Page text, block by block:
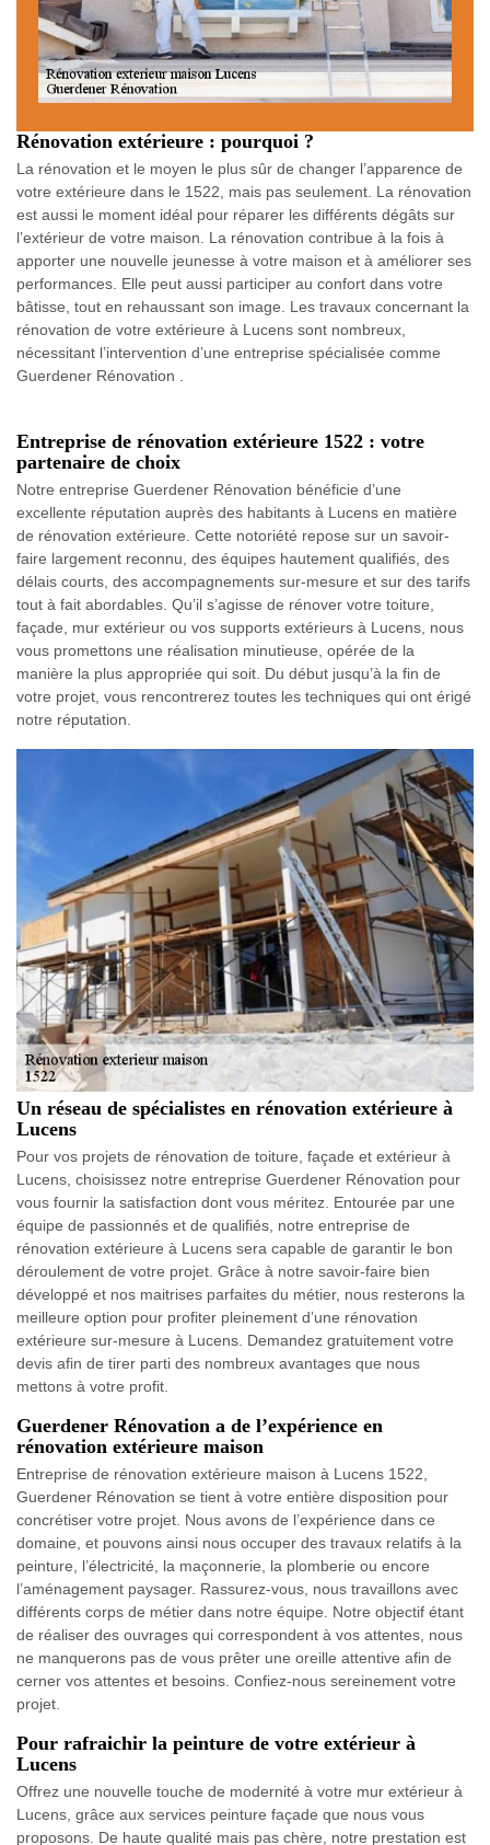
Rénovation extérieure : pourquoi ?
La rénovation et le moyen le plus sûr de changer l’apparence de
votre extérieure dans le 1522, mais pas seulement. La rénovation
est aussi le moment idéal pour réparer les différents dégâts sur
l’extérieur de votre maison. La rénovation contribue à la fois à
apporter une nouvelle jeunesse à votre maison et à améliorer ses
performances. Elle peut aussi participer au confort dans votre
bâtisse, tout en rehaussant son image. Les travaux concernant la
rénovation de votre extérieure à Lucens sont nombreux,
nécessitant l’intervention d’une entreprise spécialisée comme
Guerdener Rénovation .
Entreprise de rénovation extérieure 1522 : votre
partenaire de choix
Notre entreprise Guerdener Rénovation bénéficie d’une
excellente réputation auprès des habitants à Lucens en matière
de rénovation extérieure. Cette notoriété repose sur un savoir-
faire largement reconnu, des équipes hautement qualifiés, des
délais courts, des accompagnements sur-mesure et sur des tarifs
tout à fait abordables. Qu’il s’agisse de rénover votre toiture,
façade, mur extérieur ou vos supports extérieurs à Lucens, nous
vous promettons une réalisation minutieuse, opérée de la
manière la plus appropriée qui soit. Du début jusqu’à la fin de
votre projet, vous rencontrerez toutes les techniques qui ont érigé
notre réputation.
Un réseau de spécialistes en rénovation extérieure à
Lucens
Pour vos projets de rénovation de toiture, façade et extérieur à
Lucens, choisissez notre entreprise Guerdener Rénovation pour
vous fournir la satisfaction dont vous méritez. Entourée par une
équipe de passionnés et de qualifiés, notre entreprise de
rénovation extérieure à Lucens sera capable de garantir le bon
déroulement de votre projet. Grâce à notre savoir-faire bien
développé et nos maitrises parfaites du métier, nous resterons la
meilleure option pour profiter pleinement d’une rénovation
extérieure sur-mesure à Lucens. Demandez gratuitement votre
devis afin de tirer parti des nombreux avantages que nous
mettons à votre profit.
Guerdener Rénovation a de l’expérience en
rénovation extérieure maison
Entreprise de rénovation extérieure maison à Lucens 1522,
Guerdener Rénovation se tient à votre entière disposition pour
concrétiser votre projet. Nous avons de l’expérience dans ce
domaine, et pouvons ainsi nous occuper des travaux relatifs à la
peinture, l’électricité, la maçonnerie, la plomberie ou encore
l’aménagement paysager. Rassurez-vous, nous travaillons avec
différents corps de métier dans notre équipe. Notre objectif étant
de réaliser des ouvrages qui correspondent à vos attentes, nous
ne manquerons pas de vous prêter une oreille attentive afin de
cerner vos attentes et besoins. Confiez-nous sereinement votre
projet.
Pour rafraichir la peinture de votre extérieur à
Lucens
Offrez une nouvelle touche de modernité à votre mur extérieur à
Lucens, grâce aux services peinture façade que nous vous
proposons. De haute qualité mais pas chère, notre prestation est